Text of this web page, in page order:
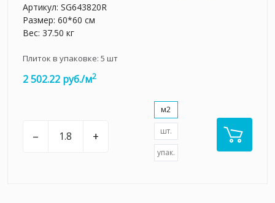
Артикул: SG643820R
Размер: 60*60 см
Вес: 37.50 кг
Плиток в упаковке: 5 шт
2 502.22 руб./м2
– +
м2
шт.
упак.